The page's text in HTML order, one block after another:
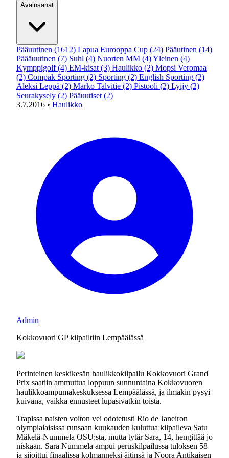
Avainsanat
Pääuutinen (1612) Lapua Eurooppa Cup (24) Pääutinen (14)
Päääuutinen (7) Suhl (4) Nuorten MM (4)Yleinen (4)
Kymppigolf (4) EM-kisat (3) Haulikko (2) Mopsi Veromaa
(2) Compak Sporting (2) Sporting (2) English Sporting (2)
Aleksi Leppä (2) Marko Talvitie (2) Pistooli (2) Lyijy (2)
Seurakysely (2) Pääuutiset (2)
3.7.2016 • Haulikko
Admin
Kokkovuori GP kilpailtiin Lempäälässä
Perinteinen keskikesän haulikkokilpailu Kokkovuori Grand
Prix saatiin ammuttua loppuun sunnuntaina Kokkovuoren
haulikkoampumakeskuksessa Lempäälässä, ja ilmakin pysyi
kuivana, vaikka ennusteet lupasivatkin toista.
Trapissa naisten voiton vei odotetusti Rio de Janeiron
olympialaisissa runsaan kuukauden kuluttua kilpaileva Satu
Mäkelä-Nummela OSU:sta, mutta tytär Sara, 14, hengittää jo
niskaan. Sara Nummela ampui peruskilpailussa tuloksen 58
ja sijoittui finaalissa kolmanneksi äitinsä ja Noora Antikaisen